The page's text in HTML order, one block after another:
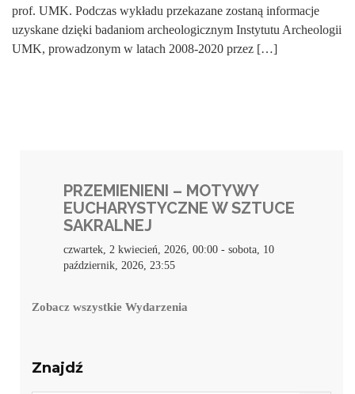
prof. UMK. Podczas wykładu przekazane zostaną informacje
uzyskane dzięki badaniom archeologicznym Instytutu Archeologii
UMK, prowadzonym w latach 2008-2020 przez […]
PRZEMIENIENI – MOTYWY
EUCHARYSTYCZNE W SZTUCE
SAKRALNEJ
czwartek, 2 kwiecień, 2026, 00:00 - sobota, 10
październik, 2026, 23:55
Zobacz wszystkie Wydarzenia
Znajdź